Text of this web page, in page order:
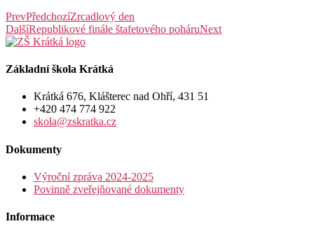
PrevPředchozíZrcadlový den
DalšíRepublikové finále štafetového poháruNext
Základní škola Krátká
Krátká 676, Klášterec nad Ohří, 431 51
+420 474 774 922
skola@zskratka.cz
Dokumenty
Výroční zpráva 2024-2025
Povinně zveřejňované dokumenty
Informace